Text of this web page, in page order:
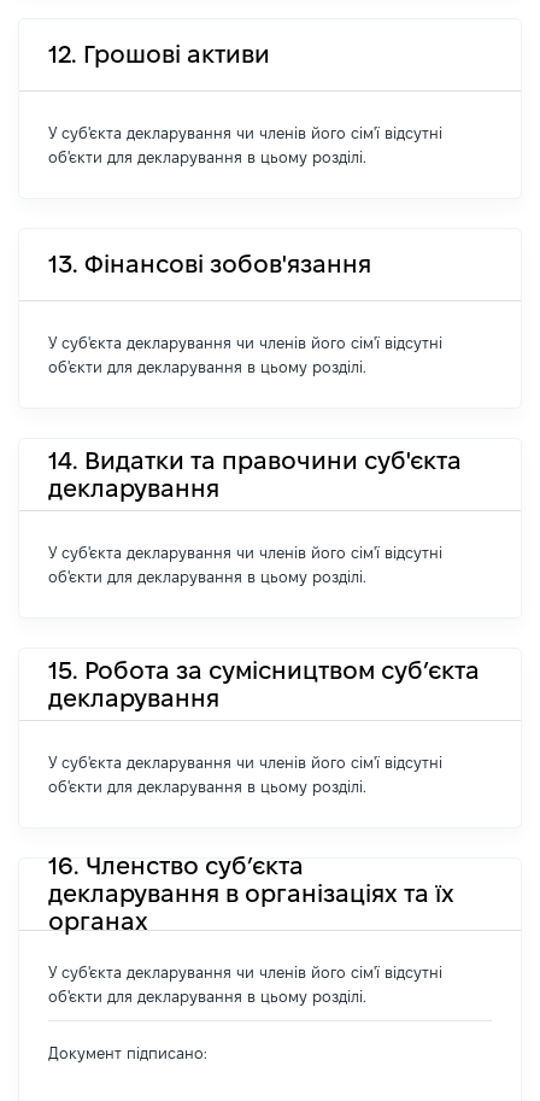
12. Грошові активи
У суб'єкта декларування чи членів його сім'ї відсутні
об'єкти для декларування в цьому розділі.
13. Фінансові зобов'язання
У суб'єкта декларування чи членів його сім'ї відсутні
об'єкти для декларування в цьому розділі.
14. Видатки та правочини суб'єкта
декларування
У суб'єкта декларування чи членів його сім'ї відсутні
об'єкти для декларування в цьому розділі.
15. Робота за сумісництвом суб’єкта
декларування
У суб'єкта декларування чи членів його сім'ї відсутні
об'єкти для декларування в цьому розділі.
16. Членство суб’єкта
декларування в організаціях та їх
органах
У суб'єкта декларування чи членів його сім'ї відсутні
об'єкти для декларування в цьому розділі.
Документ підписано: